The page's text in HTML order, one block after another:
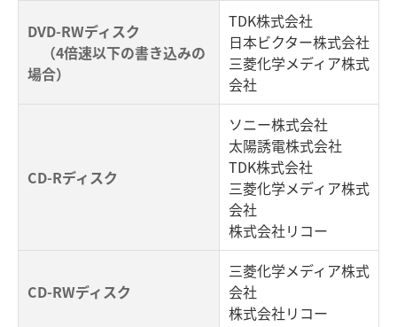
DVD-RWディスク
（4倍速以下の書き込みの
場合）
TDK株式会社
日本ビクター株式会社
三菱化学メディア株式
会社
CD-Rディスク
ソニー株式会社
太陽誘電株式会社
TDK株式会社
三菱化学メディア株式
会社
株式会社リコー
CD-RWディスク
三菱化学メディア株式
会社
株式会社リコー